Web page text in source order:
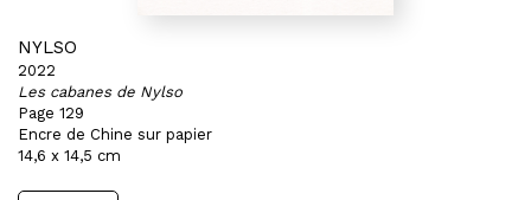
NYLSO
2022
Les cabanes de Nylso
Page 129
Encre de Chine sur papier
14,6 x 14,5 cm